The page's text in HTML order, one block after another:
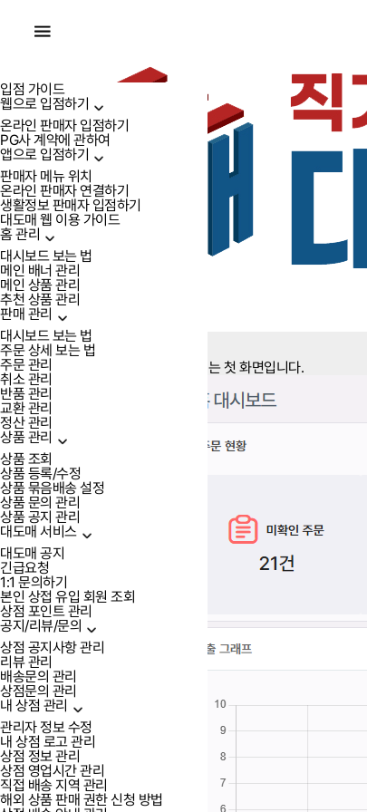
판매자 센터
입점 가이드
웹으로 입점하기
온라인 판매자 입점하기
PG사 계약에 관하여
앱으로 입점하기
판매자 메뉴 위치
온라인 판매자 연결하기
생활정보 판매자 입점하기
대도매 웹 이용 가이드
홈 관리
대시보드 보는 법
메인 배너 관리
메인 상품 관리
추천 상품 관리
판매 관리
대시보드 보는 법
주문 상세 보는 법
주문 관리
취소 관리
반품 관리
교환 관리
정산 관리
상품 관리
상품 조회
상품 등록/수정
상품 묶음배송 설정
상품 문의 관리
상품 공지 관리
대도매 서비스
대도매 공지
긴급요청
1:1 문의하기
본인 상접 유입 회원 조회
상점 포인트 관리
공지/리뷰/문의
상점 공지사항 관리
리뷰 관리
배송문의 관리
상점문의 관리
내 상점 관리
관리자 정보 수정
내 상점 로고 관리
상점 정보 관리
상점 영업시간 관리
직접 배송 지역 관리
해외 상품 판매 권한 신청 방법
홈 관리
홈 대시보드 보는 법
상점 관리 페이지에 로그인하면 보게되는 첫 화면입니다.